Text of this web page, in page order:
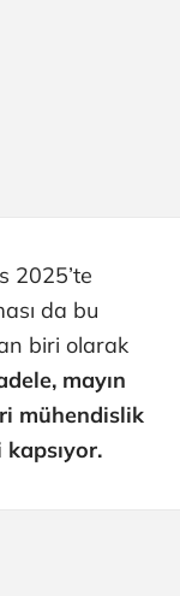
2025’te
da bu
biri olarak
mayın
mühendislik